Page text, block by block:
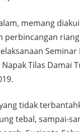
memang
perbincangan
Tilas Damai
tidak
tebal, sampai-